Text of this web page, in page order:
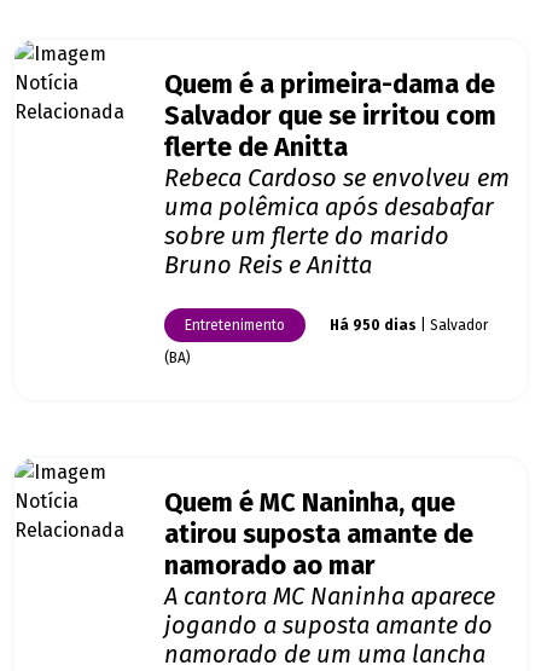
Quem é a primeira-dama de
Salvador que se irritou com
flerte de Anitta
Rebeca Cardoso se envolveu em
uma polêmica após desabafar
sobre um flerte do marido
Bruno Reis e Anitta
Entretenimento Há 950 dias | Salvador
(BA)
Quem é MC Naninha, que
atirou suposta amante de
namorado ao mar
A cantora MC Naninha aparece
jogando a suposta amante do
namorado de um uma lancha